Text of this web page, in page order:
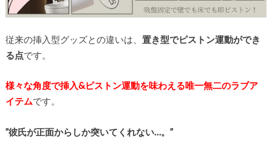
従来の挿入型グッズとの違いは、 置き型でピストン運動ができ
る点です。
様々な角度で挿入&ピストン運動を味わえる唯一無二のラブア
イテムです。
”彼氏が正面からしか突いてくれない…。”